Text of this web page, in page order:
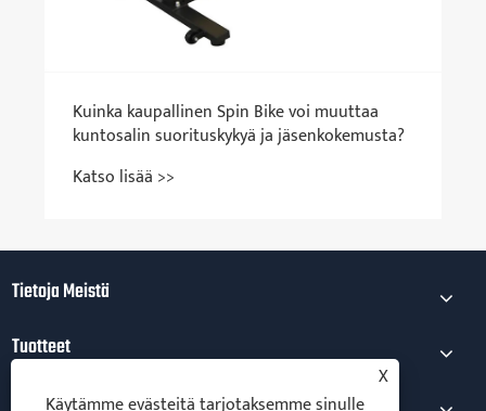
Kuinka kaupallinen Spin Bike voi muuttaa
kuntosalin suorituskykyä ja jäsenkokemusta?
Katso lisää >>
Tietoja Meistä
Tuotteet
Uutiset
X
Käytämme evästeitä tarjotaksemme sinulle